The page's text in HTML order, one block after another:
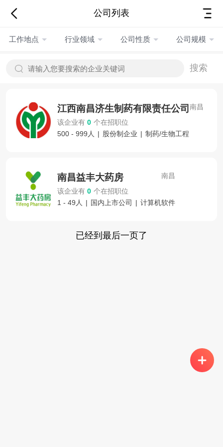
公司列表
工作地点 行业领域 公司性质 公司规模
搜索
江西南昌济生制药有限责任公司 南昌
该企业有 0 个在招职位
500 - 999人
| 股份制企业 | 制药/生物工程
南昌益丰大药房
南昌
该企业有 0 个在招职位
1 - 49人
| 国内上市公司 | 计算机软件
已经到最后一页了